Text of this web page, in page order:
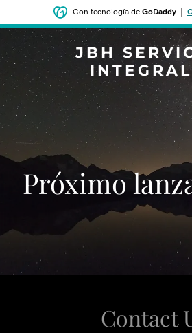
Con tecnología de GoDaddy|
JBH
‌‌Próximo
Contact